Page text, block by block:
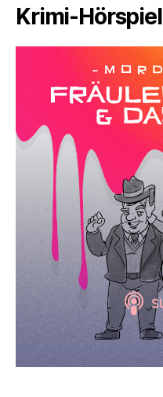
Krimi-Hörspiel